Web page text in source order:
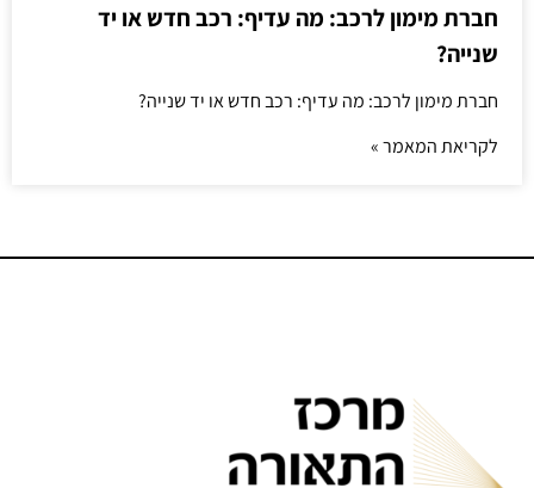
חברת מימון לרכב: מה עדיף: רכב חדש או יד
שנייה?
חברת מימון לרכב: מה עדיף: רכב חדש או יד שנייה?
לקריאת המאמר »